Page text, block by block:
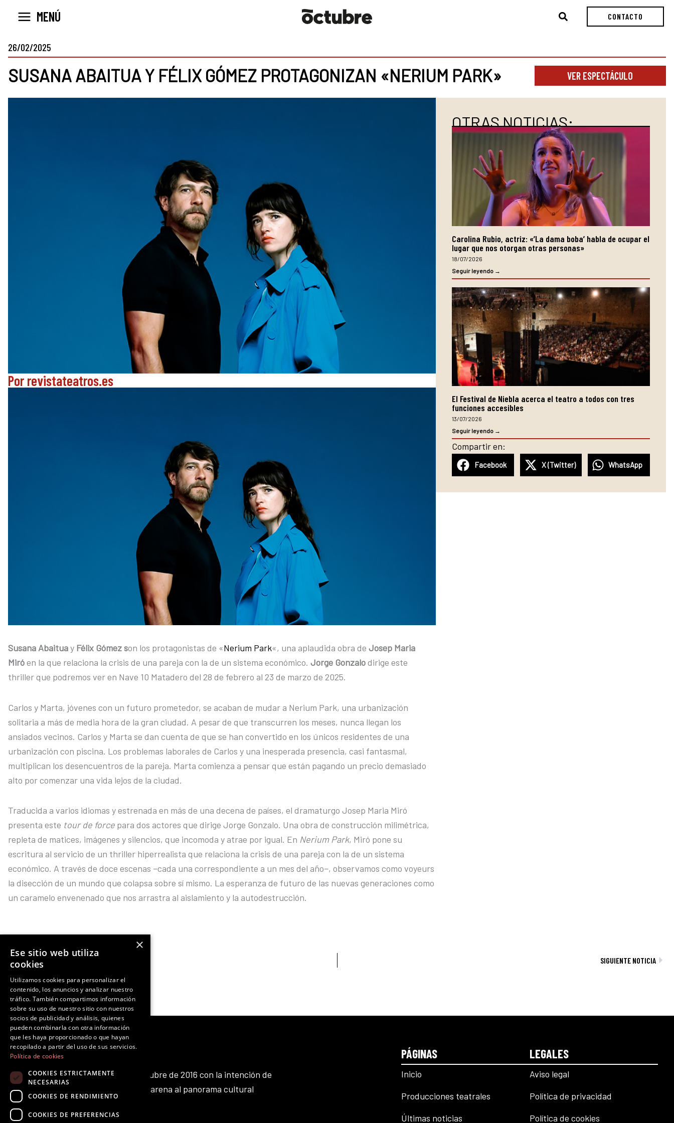
MENÚ Buscar CONTACTO
26/02/2025
SUSANA ABAITUA Y FÉLIX GÓMEZ PROTAGONIZAN «NERIUM PARK» VER ESPECTÁCULO
Por revistateatros.es
Susana Abaituay Félix Gómez son los protagonistas de «Nerium Park«, una aplaudida obra de Josep Maria
Miróen la que relaciona la crisis de una pareja con la de un sistema económico. Jorge Gonzalodirige este
thriller que podremos ver en Nave 10 Matadero del 28 de febrero al 23 de marzo de 2025.
Carlos y Marta, jóvenes con un futuro prometedor, se acaban de mudar a Nerium Park, una urbanización
solitaria a más de media hora de la gran ciudad. A pesar de que transcurren los meses, nunca llegan los
ansiados vecinos. Carlos y Marta se dan cuenta de que se han convertido en los únicos residentes de una
urbanización con piscina. Los problemas laborales de Carlos y una inesperada presencia, casi fantasmal,
multiplican los desencuentros de la pareja. Marta comienza a pensar que están pagando un precio demasiado
alto por comenzar una vida lejos de la ciudad.
Traducida a varios idiomas y estrenada en más de una decena de países, el dramaturgo Josep Maria Miró
presenta este tour de force para dos actores que dirige Jorge Gonzalo. Una obra de construcción milimétrica,
repleta de matices, imágenes y silencios, que incomoda y atrae por igual. En Nerium Park, Miró pone su
escritura al servicio de un thriller hiperrealista que relaciona la crisis de una pareja con la de un sistema
económico. A través de doce escenas −cada una correspondiente a un mes del año−, observamos como voyeurs
la disección de un mundo que colapsa sobre sí mismo. La esperanza de futuro de las nuevas generaciones como
un caramelo envenenado que nos arrastra al aislamiento y la autodestrucción.
OTRAS NOTICIAS:
Carolina Rubio, actriz: «’La dama boba’ habla de ocupar el
lugar que nos otorgan otras personas»
18/07/2026
Seguir leyendo →
El Festival de Niebla acerca el teatro a todos con tres
funciones accesibles
13/07/2026
Seguir leyendo →
Compartir en:
Facebook X (Twitter) WhatsApp
AntNOTICIA ANTERIOR SIGUIENTE NOTICIA
Octubre Producciones nace en octubre de 2016 con la intención de
aportar nuestro pequeño grano de arena al panorama cultural
existente.
F
T
I
Y
L
PÁGINAS
Inicio
Producciones teatrales
Últimas noticias
LEGALES
Aviso legal
Política de privacidad
Política de cookies
×
Ese sitio web utiliza
cookies
Utilizamos cookies para personalizar el
contenido, los anuncios y analizar nuestro
tráfico. También compartimos información
sobre su uso de nuestro sitio con nuestros
socios de publicidad y análisis, quienes
pueden combinarla con otra información
que les haya proporcionado o que hayan
recopilado a partir del uso de sus servicios.
Política de cookies
COOKIES ESTRICTAMENTE
NECESARIAS
COOKIES DE RENDIMIENTO
COOKIES DE PREFERENCIAS